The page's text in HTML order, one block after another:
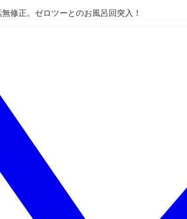
修正。ゼロツーとのお風呂回突入！